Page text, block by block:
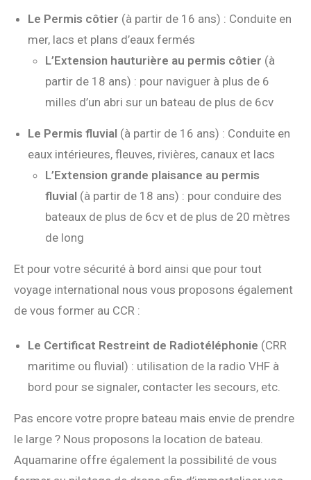
Le Permis côtier (à partir de 16 ans) : Conduite en
mer, lacs et plans d’eaux fermés
L’Extension hauturière au permis côtier (à
partir de 18 ans) : pour naviguer à plus de 6
milles d’un abri sur un bateau de plus de 6cv
Le Permis fluvial (à partir de 16 ans) : Conduite en
eaux intérieures, fleuves, rivières, canaux et lacs
L’Extension grande plaisance au permis
fluvial (à partir de 18 ans) : pour conduire des
bateaux de plus de 6cv et de plus de 20 mètres
de long
Et pour votre sécurité à bord ainsi que pour tout
voyage international nous vous proposons également
de vous former au CCR :
Le Certificat Restreint de Radiotéléphonie (CRR
maritime ou fluvial) : utilisation de la radio VHF à
bord pour se signaler, contacter les secours, etc.
Pas encore votre propre bateau mais envie de prendre
le large ? Nous proposons la location de bateau.
Aquamarine offre également la possibilité de vous